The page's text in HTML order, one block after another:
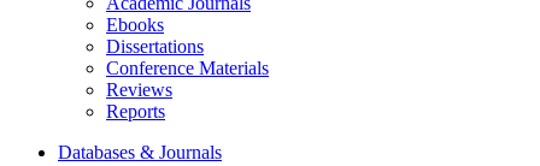
Ebooks
Dissertations
Conference Materials
Reviews
Reports
Databases & Journals